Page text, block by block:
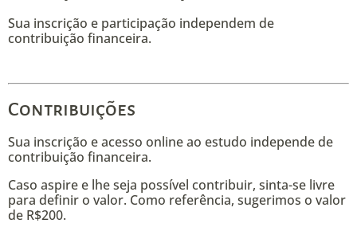
Sua inscrição e participação independem de
contribuição financeira.
Contribuições
Sua inscrição e acesso online ao estudo independe de
contribuição financeira.
Caso aspire e lhe seja possível contribuir, sinta-se livre
para definir o valor. Como referência, sugerimos o valor
de R$200.